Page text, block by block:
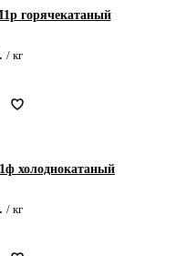
горячекатаный
/ кг
холоднокатаный
/ кг